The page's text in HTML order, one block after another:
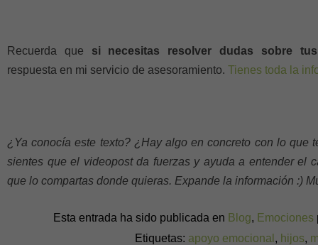
Recuerda que si necesitas resolver dudas sobre
respuesta en mi servicio de asesoramiento. Tienes toda la
¿Ya conocía este texto? ¿Hay algo en concreto con lo que
sientes que el videopost da fuerzas y ayuda a entender el
que lo compartas donde quieras. Expande la información :)
Esta entrada ha sido publicada en Blog, Emociones
Etiquetas: apoyo emocional , hijos,